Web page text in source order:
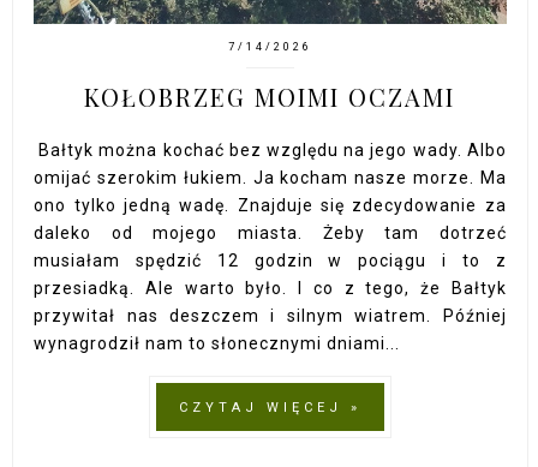
7/14/2026
KOŁOBRZEG MOIMI OCZAMI
Bałtyk można kochać bez względu na jego wady. Albo
omijać szerokim łukiem. Ja kocham nasze morze. Ma
ono tylko jedną wadę. Znajduje się zdecydowanie za
daleko od mojego miasta. Żeby tam dotrzeć
musiałam spędzić 12 godzin w pociągu i to z
przesiadką. Ale warto było. I co z tego, że Bałtyk
przywitał nas deszczem i silnym wiatrem. Później
wynagrodził nam to słonecznymi dniami...
CZYTAJ WIĘCEJ »